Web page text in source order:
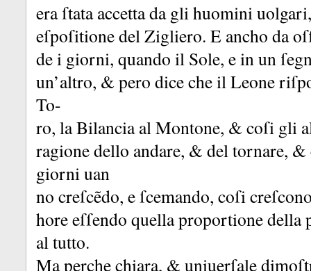
era ſtata accetta da gli huomini
eſpoſitione del Zigliero. E ancho da
de i giorni, quando il Sole, e in un
un’altro, & pero dice che il Leone
To-
ro, la Bilancia al Montone, & coſi gli
ragione dello andare, & del tornare, &
giorni uan
no creſcẽdo, e ſcemando, coſi
hore eſſendo quella proportione della
al tutto.
Ma perche chiara, & uniuerſale